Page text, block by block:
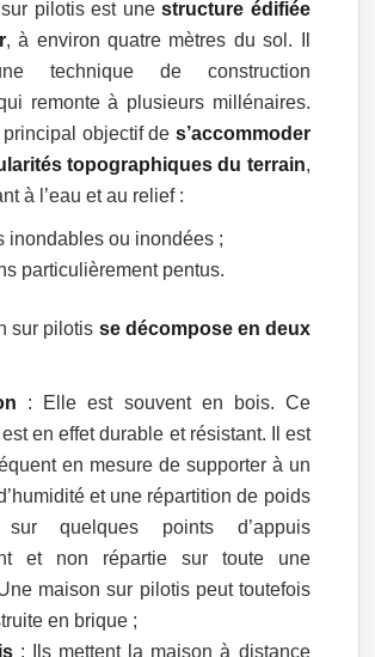
pilotis est unestructure édifiée
, à environ quatre mètres du sol. Il
technique de construction
remonte à plusieurs millénaires.
objectif de s’accommoder
topographiques du terrain,
à l’eau et au relief :
inondables ou inondées ;
particulièrement pentus.
sur pilotis se décompose en deux
: Elle est souvent en bois. Ce
en effet durable et résistant. Il est
en mesure de supporter à un
et une répartition de poids
sur quelques points d’appuis
et non répartie sur toute une
maison sur pilotis peut toutefois
en brique ;
: Ils mettent la maison à distance